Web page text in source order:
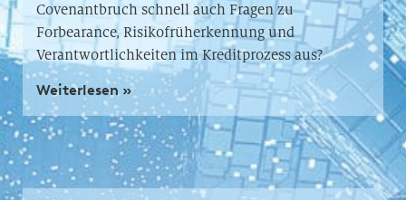
Covenantbruch schnell auch Fragen zu
Forbearance, Risikofrüherkennung und
Verantwortlichkeiten im Kreditprozess aus?
Weiterlesen »